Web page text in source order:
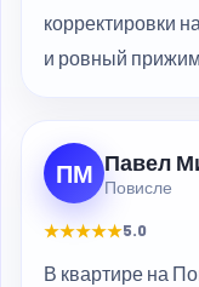
корректировки
и ровный
ПМ Павел
Повисле
★★★★★5.0
В квартире на